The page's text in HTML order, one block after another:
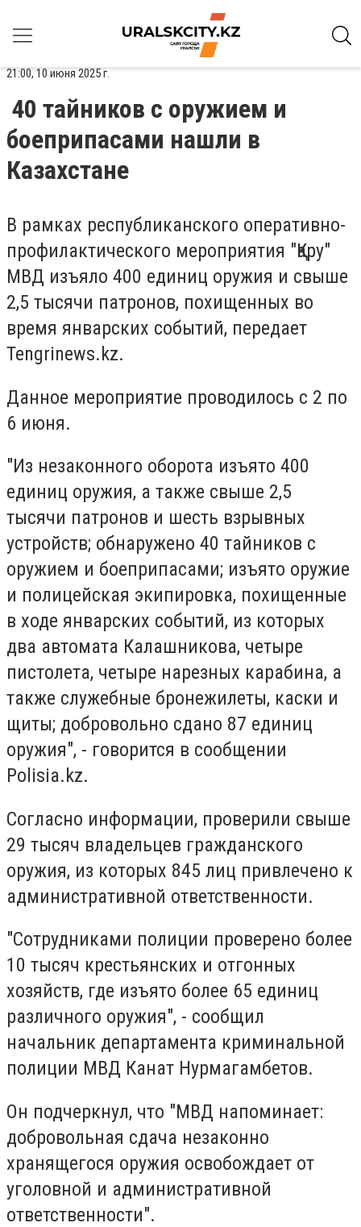
21:00, 10 июня 2025 г.
40 тайников с оружием и
боеприпасами нашли в
Казахстане
В рамках республиканского оперативно-
профилактического мероприятия "Қару"
МВД изъяло 400 единиц оружия и свыше
2,5 тысячи патронов, похищенных во
время январских событий, передает
Tengrinews.kz.
Данное мероприятие проводилось с 2 по
6 июня.
"Из незаконного оборота изъято 400
единиц оружия, а также свыше 2,5
тысячи патронов и шесть взрывных
устройств; обнаружено 40 тайников с
оружием и боеприпасами; изъято оружие
и полицейская экипировка, похищенные
в ходе январских событий, из которых
два автомата Калашникова, четыре
пистолета, четыре нарезных карабина, а
также служебные бронежилеты, каски и
щиты; добровольно сдано 87 единиц
оружия", - говорится в сообщении
Polisia.kz.
Согласно информации, проверили свыше
29 тысяч владельцев гражданского
оружия, из которых 845 лиц привлечено к
административной ответственности.
"Сотрудниками полиции проверено более
10 тысяч крестьянских и отгонных
хозяйств, где изъято более 65 единиц
различного оружия", - сообщил
начальник департамента криминальной
полиции МВД Канат Нурмагамбетов.
Он подчеркнул, что "МВД напоминает:
добровольная сдача незаконно
хранящегося оружия освобождает от
уголовной и административной
ответственности".